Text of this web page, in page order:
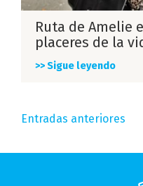
Ruta de Amelie
placeres de la
>> Sigue leyendo
Navegación
de
Entradas anteriores